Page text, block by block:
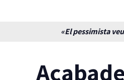
«El pessimista